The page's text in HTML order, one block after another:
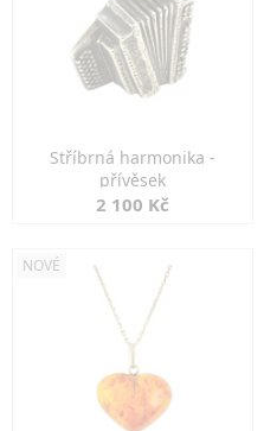
Stříbrná harmonika -
přívěsek
2 100 Kč
NOVÉ